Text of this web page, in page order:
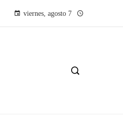
viernes, agosto 7